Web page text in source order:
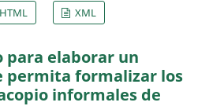
HTML XML
para elaborar un
permita formalizar los
informales de